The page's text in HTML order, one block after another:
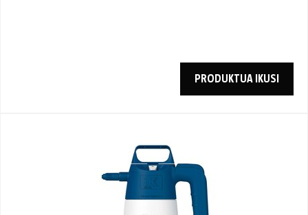
PRODUKTUA IKUSI